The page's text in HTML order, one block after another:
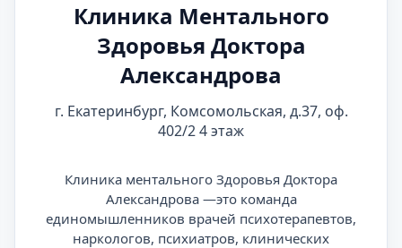
Клиника Ментального
Здоровья Доктора
Александрова
г. Екатеринбург, Комсомольская, д.37, оф.
402/2 4 этаж
Клиника ментального Здоровья Доктора
Александрова —это команда
единомышленников врачей психотерапевтов,
наркологов, психиатров, клинических